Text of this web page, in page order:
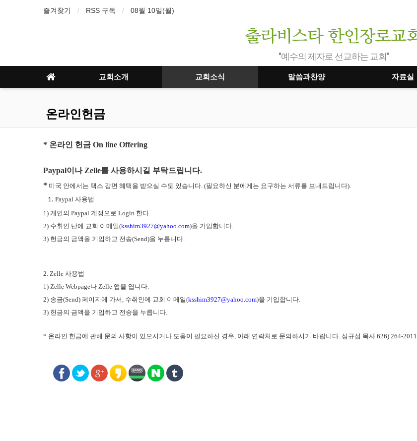
즐겨찾기 RSS 구독 08월 10일(월)
"예수의 제자로 선교하는 교회"
교회소개 교회소식 말씀과찬양 자료실
온라인헌금
* 온라인 헌금 On line Offering
Paypal이나 Zelle를 사용하시길 부탁드립니다.
* 미국 안에서는 택스 감면 혜택을 받으실 수도 있습니다. (필요하신 분에게는 요구하는 서류를 보내드립니다).
Paypal 사용법
1) 개인의 Paypal 계정으로 Login 한다.
2) 수취인 난에 교회 이메일(ksshim3927@yahoo.com)을 기입합니다.
3) 헌금의 금액을 기입하고 전송(Send)을 누릅니다.
2. Zelle 사용법
1) Zelle Webpage나 Zelle 앱을 엽니다.
2) 송금(Send) 페이지에 가서, 수취인에 교회 이메일(ksshim3927@yahoo.com)을 기입합니다.
3) 헌금의 금액을 기입하고 전송을 누릅니다.
* 온라인 헌금에 관해 문의 사항이 있으시거나 도움이 필요하신 경우, 아래 연락처로 문의하시기 바랍니다. 심규섭 목사 626) 264-2011